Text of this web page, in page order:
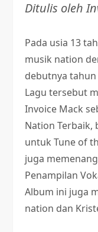
Ditulis oleh
Pada usia 13
musik nation
debutnya tahun
Lagu tersebut
Invoice Mack
Nation Terbaik,
untuk Tune of
juga
Penampilan
Album ini juga
nation dan